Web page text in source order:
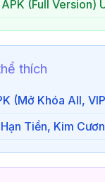
(Full
thích
(Mở Khóa All,
Tiền, Kim